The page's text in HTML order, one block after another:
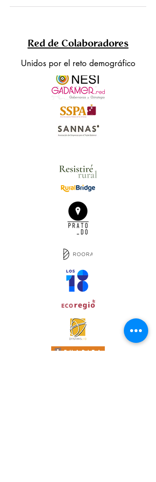
Red de Colaboradores
Unidos por el reto demográfico